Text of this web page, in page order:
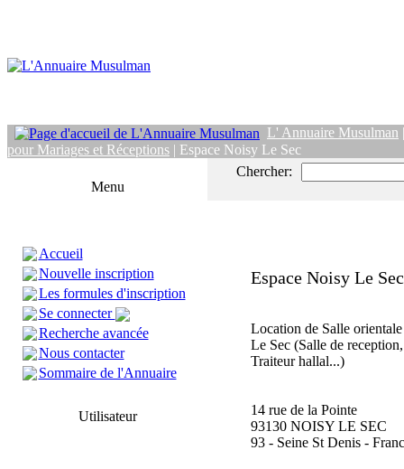
L' Annuaire Musulman
pour Mariages et Réceptions | Espace Noisy Le Sec
Menu
Accueil
Nouvelle inscription
Les formules d'inscription
Se connecter
Recherche avancée
Nous contacter
Sommaire de l'Annuaire
Utilisateur
Chercher:
Espace Noisy Le Sec
Location de Salle
Le Sec (Salle de
Traiteur hallal...)
14 rue de la Pointe
93130 NOISY LE SEC
93 - Seine St Denis -